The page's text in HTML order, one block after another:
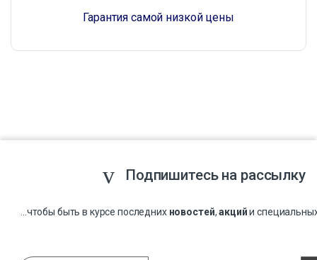
Гарантия самой низкой цены
Подпишитесь на рассылку
...чтобы быть в курсе последних новостей,акцийи